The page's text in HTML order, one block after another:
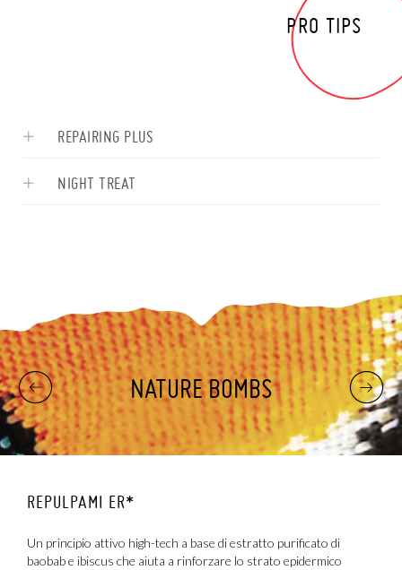
PRO TIPS
REPAIRING PLUS
NIGHT TREAT
NATURE BOMBS
REPULPAMI ER*
Un principio attivo high-tech a base di estratto purificato di
baobab e ibiscus che aiuta a rinforzare lo strato epidermico